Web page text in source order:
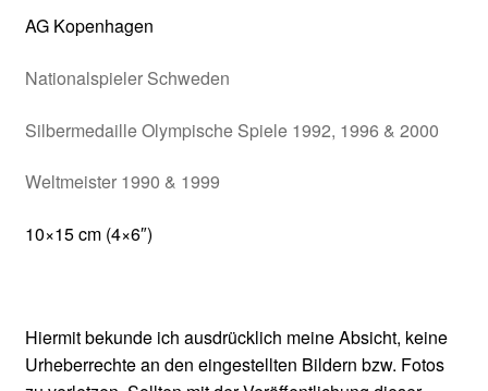
AG Kopenhagen
Nationalspieler Schweden
Silbermedaille Olympische Spiele 1992, 1996 & 2000
Weltmeister 1990 & 1999
10×15 cm (4×6″)
Hiermit bekunde ich ausdrücklich meine Absicht, keine
Urheberrechte an den eingestellten Bildern bzw. Fotos